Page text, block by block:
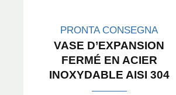
PRONTA CONSEGNA
VASE D’EXPANSION
FERMÉ EN ACIER
INOXYDABLE AISI 304